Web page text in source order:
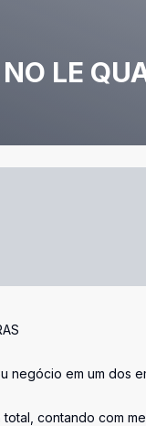
LE
em um dos
contando com